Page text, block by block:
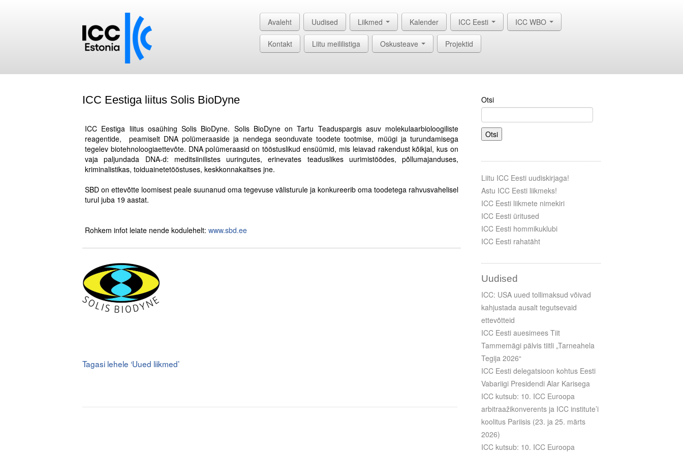
Avaleht Uudised Liikmed Kalender ICC Eesti ICC WBO
Kontakt Liitu meililistiga Oskusteave Projektid
ICC Eestiga liitus Solis BioDyne
ICC Eestiga liitus osaühing Solis BioDyne. Solis BioDyne on Tartu Teaduspargis asuv molekulaarbioloogiliste
reagentide, peamiselt DNA polümeraaside ja nendega seonduvate toodete tootmise, müügi ja turundamisega
tegelev biotehnoloogiaettevõte. DNA polümeraasid on tööstuslikud ensüümid, mis leiavad rakendust kõikjal, kus on
vaja paljundada DNA-d: meditsiinilistes uuringutes, erinevates teaduslikes uurimistöödes, põllumajanduses,
kriminalistikas, toiduainetetööstuses, keskkonnakaitses jne.
SBD on ettevõtte loomisest peale suunanud oma tegevuse välisturule ja konkureerib oma toodetega rahvusvahelisel
turul juba 19 aastat.
Rohkem infot leiate nende kodulehelt: www.sbd.ee
Tagasi lehele ‘Uued liikmed’
Otsi
Otsi
Liitu ICC Eesti uudiskirjaga!
Astu ICC Eesti liikmeks!
ICC Eesti liikmete nimekiri
ICC Eesti üritused
ICC Eesti hommikuklubi
ICC Eesti rahatäht
Uudised
ICC: USA uued tollimaksud võivad
kahjustada ausalt tegutsevaid
ettevõtteid
ICC Eesti auesimees Tiit
Tammemägi pälvis tiitli „Tarneahela
Tegija 2026“
ICC Eesti delegatsioon kohtus Eesti
Vabariigi Presidendi Alar Karisega
ICC kutsub: 10. ICC Euroopa
arbitraažikonverents ja ICC institute’i
koolitus Pariisis (23. ja 25. märts
2026)
ICC kutsub: 10. ICC Euroopa